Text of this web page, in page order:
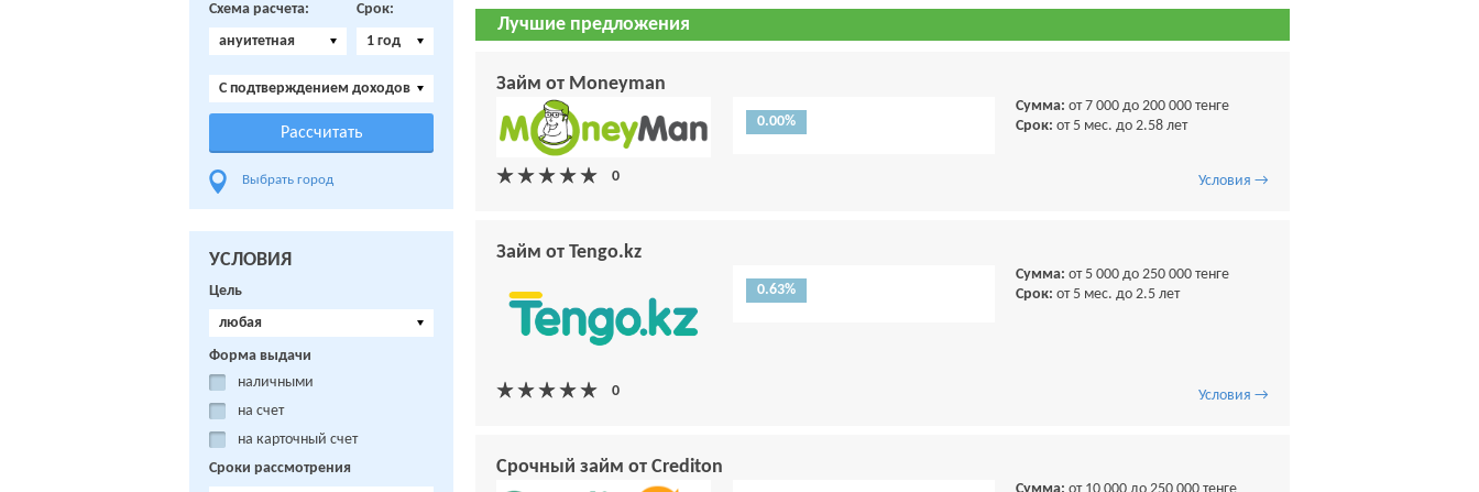
Лучшие предложения
Займ от Moneyman
0.00%
Сумма: от 7 000 до 200 000 тенге
Срок: от 5 мес. до 2.58 лет
Условия →
Займ от Tengo.kz
0.63%
Сумма: от 5 000 до 250 000 тенге
Срок: от 5 мес. до 2.5 лет
Условия →
Срочный займ от Crediton
Схема расчета:
ануитетная
Срок:
1 год
C подтверждением доходов
Выбрать город
УСЛОВИЯ
Цель
любая
Форма выдачи
наличными
на счет
на карточный счет
Сроки рассмотрения